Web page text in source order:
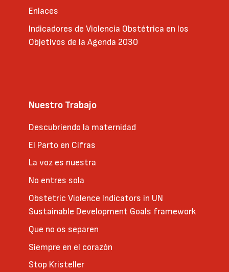
Enlaces
Indicadores de Violencia Obstétrica en los
Objetivos de la Agenda 2030
Nuestro Trabajo
Descubriendo la maternidad
El Parto en Cifras
La voz es nuestra
No entres sola
Obstetric Violence Indicators in UN
Sustainable Development Goals framework
Que no os separen
Siempre en el corazón
Stop Kristeller